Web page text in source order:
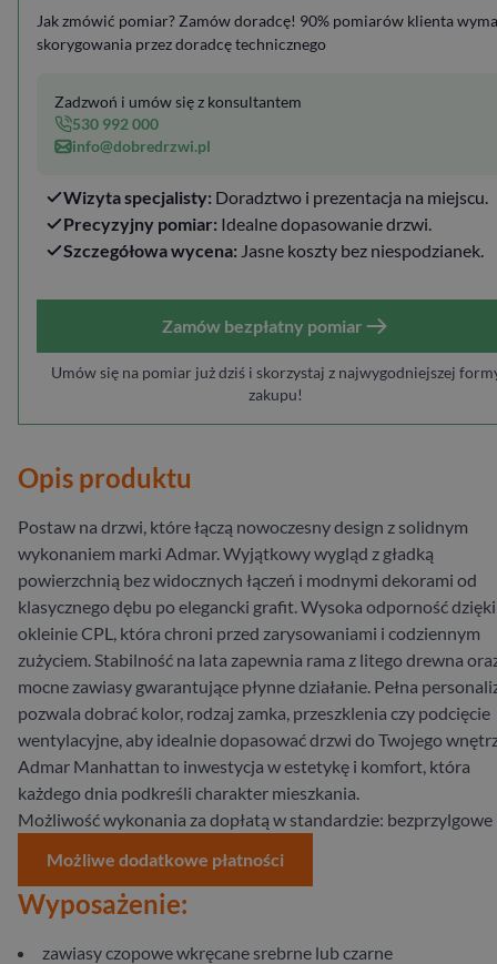
Jak zmówić pomiar? Zamów doradcę! 90% pomiarów klienta
skorygowania przez doradcę technicznego
Wizyta specjalisty: Doradztwo i prezentacja na miejscu.
Precyzyjny pomiar: Idealne dopasowanie drzwi.
Szczegółowa wycena: Jasne koszty bez niespodzianek.
Zadzwoń i umów się z konsultantem
530 992 000
info@dobredrzwi.pl
Zamów bezpłatny pomiar
Umów się na pomiar już dziś i skorzystaj z najwygodniejszej
zakupu!
Opis produktu
Postaw na drzwi, które łączą nowoczesny design z solidnym
wykonaniem marki Admar. Wyjątkowy wygląd z gładką
powierzchnią bez widocznych łączeń i modnymi dekorami od
klasycznego dębu po elegancki grafit. Wysoka odporność dzięki
okleinie CPL, która chroni przed zarysowaniami i codziennym
zużyciem. Stabilność na lata zapewnia rama z litego drewna
mocne zawiasy gwarantujące płynne działanie. Pełna
pozwala dobrać kolor, rodzaj zamka, przeszklenia czy podcięcie
wentylacyjne, aby idealnie dopasować drzwi do Twojego
Admar Manhattan to inwestycja w estetykę i komfort, która
każdego dnia podkreśli charakter mieszkania.
Możliwość wykonania za dopłatą w standardzie: bezprzylgowe
Możliwe dodatkowe płatności
Wyposażenie:
zawiasy czopowe wkręcane srebrne lub czarne